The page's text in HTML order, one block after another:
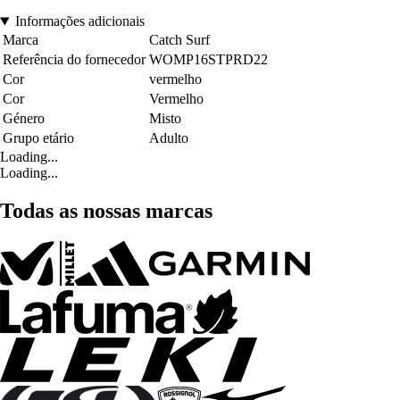
Informações adicionais
Marca
Catch Surf
Referência do fornecedor WOMP16STPRD22
Cor
vermelho
Cor
Vermelho
Género
Misto
Grupo etário
Adulto
Loading...
Loading...
Todas as nossas marcas